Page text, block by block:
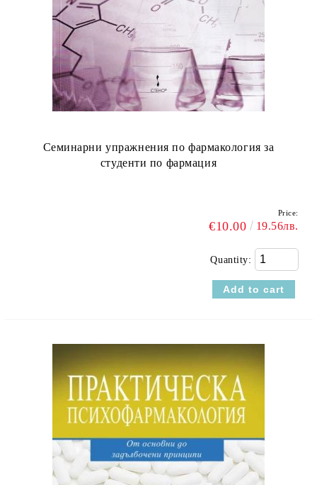
Семинарни упражнения по фармакология за
студенти по фармация
Price:
€10.00 19.56лв.
Quantity: